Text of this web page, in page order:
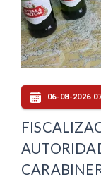
06-08-2026